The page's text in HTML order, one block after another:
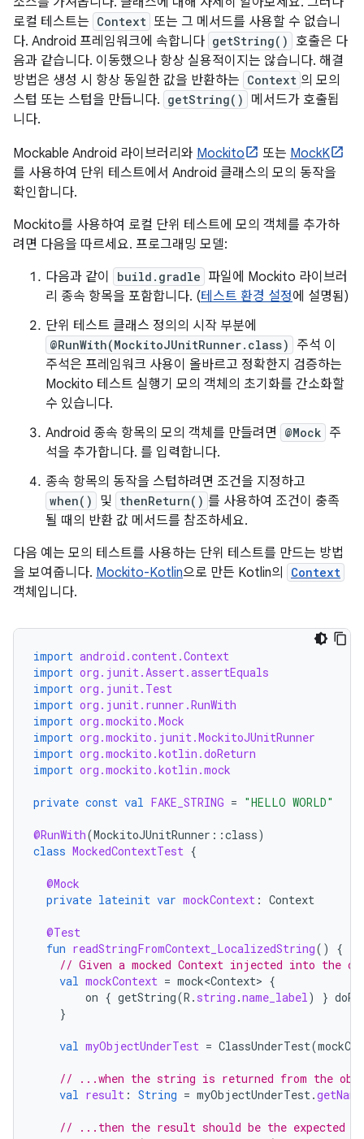
로컬 테스트는 Context 또는 그 메서드를 사용할 수 없습니
다. Android 프레임워크에 속합니다 getString()
호출은 다
음과 같습니다. 이동했으나 항상 실용적이지는 않습니다. 해결
방법은 생성 시 항상 동일한 값을 반환하는 Context 의 모의
스텁 또는 스텁을 만듭니다. getString()
메서드가 호출됩
니다.
Mockable Android 라이브러리와 Mockito 또는 MockK
를 사용하여 단위 테스트에서 Android 클래스의 모의 동작을
확인합니다.
Mockito를 사용하여 로컬 단위 테스트에 모의 객체를 추가하
려면 다음을 따르세요. 프로그래밍 모델:
다음과 같이
build.gradle 파일에 Mockito 라이브러
리 종속 항목을 포함합니다. (테스트 환경 설정에 설명됨)
단위 테스트 클래스 정의의 시작 부분에
@RunWith(MockitoJUnitRunner.class)
주석 이
주석은 프레임워크 사용이 올바르고 정확한지 검증하는
Mockito 테스트 실행기 모의 객체의 초기화를 간소화할
수 있습니다.
Android 종속 항목의 모의 객체를 만들려면
@Mock 주
석을 추가합니다. 를 입력합니다.
종속 항목의 동작을 스텁하려면 조건을 지정하고
when() 및 thenReturn() 를 사용하여 조건이 충족
될 때의 반환 값 메서드를 참조하세요.
다음 예는 모의 테스트를 사용하는 단위 테스트를 만드는 방법
을 보여줍니다. Mockito-Kotlin으로 만든 Kotlin의 Context
객체입니다.
import android.content.Context
import org.junit.Assert.assertEquals
import org.junit.Test
import org.junit.runner.RunWith
import org.mockito.Mock
import org.mockito.junit.MockitoJUnitRunner
import org.mockito.kotlin.doReturn
import org.mockito.kotlin.mock
private const val FAKE_STRING = "HELLO WORLD"
@RunWith(MockitoJUnitRunner ::class)
class MockedContextTest {
@Mock
private lateinit var mockContext : Context
@Test
fun readStringFromContext_LocalizedString()
{
// Given a mocked Context injected into the
val mockContext = mock<Context> {
on { getString(R . string .name_label) }
}
val myObjectUnderTest = ClassUnderTest(
// ...when the string is returned from the
val result : String = myObjectUnderTest.getName
// ...then the result should be the expected